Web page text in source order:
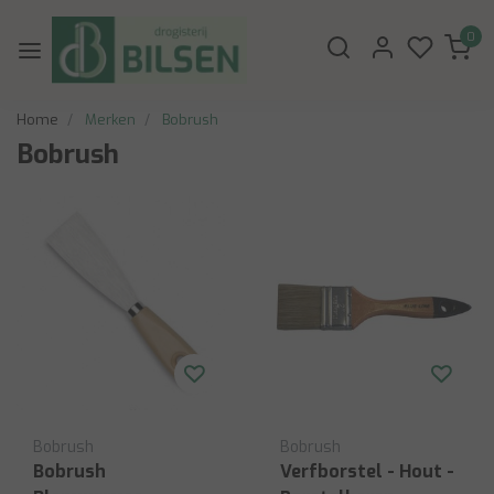
0
Home Merken Bobrush
Bobrush
Bobrush
Bobrush
Bobrush
Verfborstel - Hout -